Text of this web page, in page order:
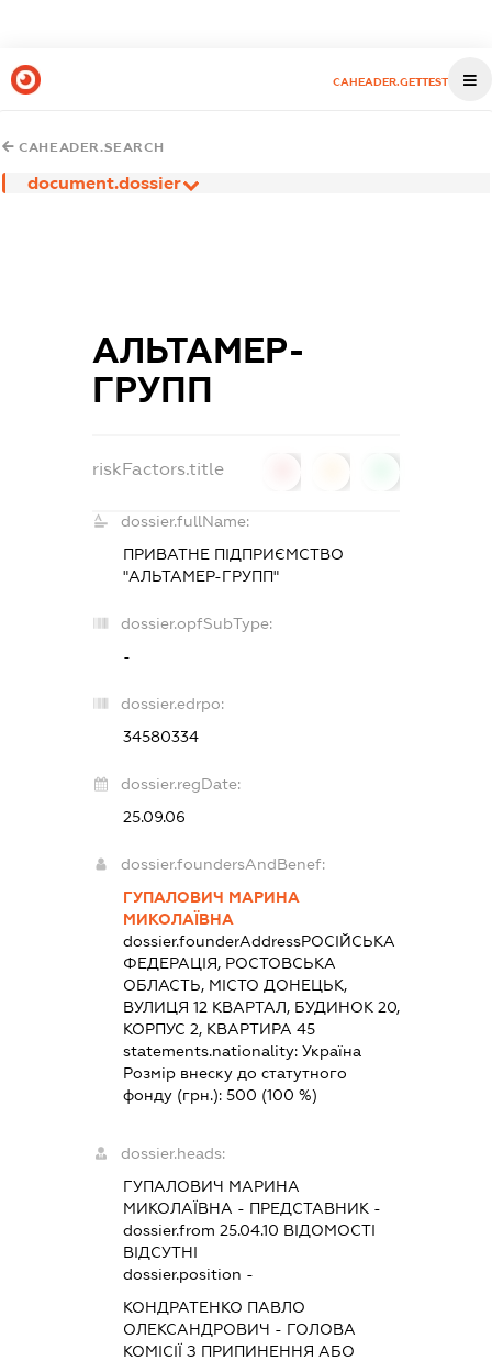
CAHEADER.GETTEST
CAHEADER.SEARCH
document.dossier
АЛЬТАМЕР-
ГРУПП
riskFactors.title
dossier.fullName:
ПРИВАТНЕ ПІДПРИЄМСТВО
"АЛЬТАМЕР-ГРУПП"
dossier.opfSubType:
-
dossier.edrpo:
34580334
dossier.regDate:
25.09.06
dossier.foundersAndBenef:
ГУПАЛОВИЧ МАРИНА
МИКОЛАЇВНА
dossier.founderAddressРОСІЙСЬКА
ФЕДЕРАЦІЯ, РОСТОВСЬКА
ОБЛАСТЬ, МІСТО ДОНЕЦЬК,
ВУЛИЦЯ 12 КВАРТАЛ, БУДИНОК 20,
КОРПУС 2, КВАРТИРА 45
statements.nationality: Україна
Розмір внеску до статутного
фонду (грн.): 500 (100 %)
dossier.heads:
ГУПАЛОВИЧ МАРИНА
МИКОЛАЇВНА - ПРЕДСТАВНИК -
dossier.from 25.04.10 ВІДОМОСТІ
ВІДСУТНІ
dossier.position -
КОНДРАТЕНКО ПАВЛО
ОЛЕКСАНДРОВИЧ - ГОЛОВА
КОМІСІЇ З ПРИПИНЕННЯ АБО